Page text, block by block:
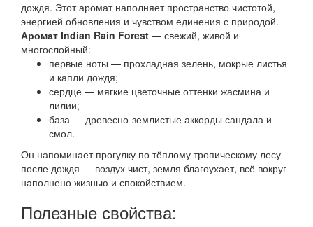
дождя. Этот аромат наполняет пространство чистотой,
энергией обновления и чувством единения с природой.
Аромат Indian Rain Forest — свежий, живой и
многослойный:
первые ноты — прохладная зелень, мокрые листья
и капли дождя;
сердце — мягкие цветочные оттенки жасмина и
лилии;
база — древесно-землистые аккорды сандала и
смол.
Он напоминает прогулку по тёплому тропическому лесу
после дождя — воздух чист, земля благоухает, всё вокруг
наполнено жизнью и спокойствием.
Полезные свойства: